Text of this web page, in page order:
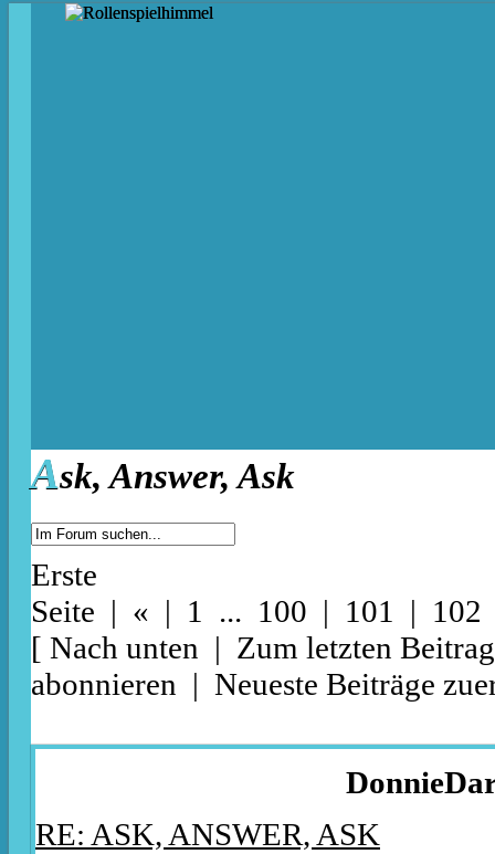
Ask, Answer, Ask
Erste
Seite | « | 1 ... 100 | 101
|
[ Nach unten | Zum letzten Beitrag
abonnieren | Neueste Beiträge
RE: ASK, ANSWER, ASK